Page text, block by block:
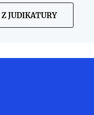
Z JUDIKATURY